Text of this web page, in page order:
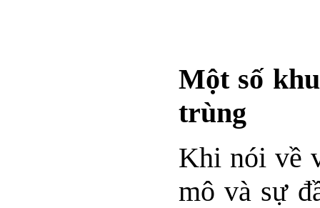
Một số
trùng
Khi nói về
mô và sự